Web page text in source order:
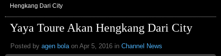
Hengkang Dari City
Yaya Toure Akan Hengkang Dari City
Posted by agen bola on Apr 5, 2016 in Channel News